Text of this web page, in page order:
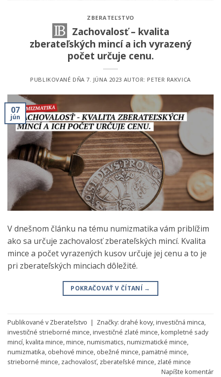
ZBERATEĽSTVO
Zachovalosť – kvalita
zberateľských mincí a ich vyrazený
počet určuje cenu.
PUBLIKOVANÉ DŇA7. JÚNA 2023 AUTOR: PETER RAKVICA
07
jún
V dnešnom článku na tému numizmatika vám priblížim
ako sa určuje zachovalosť zberateľských mincí. Kvalita
mince a počet vyrazených kusov určuje jej cenu a to je
pri zberateľských minciach dôležité.
POKRAČOVAŤ V ČÍTANÍ →
Publikované vZberateľstvo | Značky: drahé kovy,investičná minca,
investičné strieborné mince,investičné zlaté mince,kompletné sady
mincí,kvalita mince,mince,numismatics,numizmatické mince,
numizmatika, obehové mince, obežné mince,pamätné mince,
strieborné mince, zachovalosť, zberateľské mince, zlaté mince
Napíšte komentár